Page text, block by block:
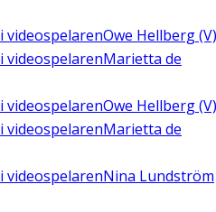
i videospelarenOwe Hellberg (V)
i videospelarenMarietta de
i videospelarenOwe Hellberg (V)
i videospelarenMarietta de
i videospelarenNina Lundström